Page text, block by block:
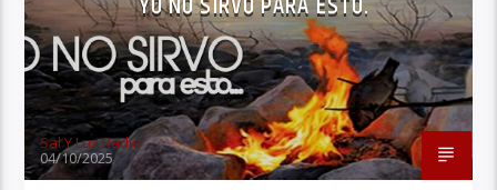
Sal Y Luz Radio
04/10/2025